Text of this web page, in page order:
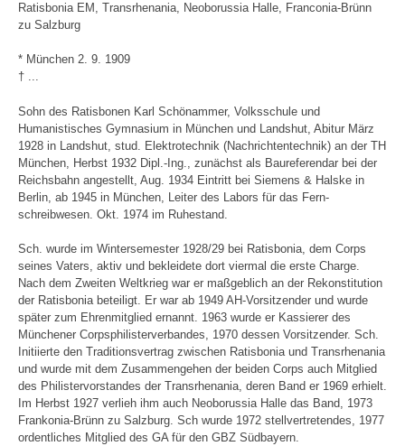
Ratisbonia EM, Transrhenania, Neoborussia Halle, Franconia-Brünn
zu Salzburg
* München 2. 9. 1909
† ...
Sohn des Ratisbonen Karl Schönammer, Volksschule und
Humanistisches Gymnasium in München und Landshut, Abitur März
1928 in Landshut, stud. Elektrotechnik (Nachrichtentechnik) an der TH
München, Herbst 1932 Dipl.-Ing., zunächst als Baureferendar bei der
Reichsbahn angestellt, Aug. 1934 Eintritt bei Siemens & Halske in
Berlin, ab 1945 in München, Leiter des Labors für das Fern-
schreibwesen. Okt. 1974 im Ruhestand.
Sch. wurde im Wintersemester 1928/29 bei Ratisbonia, dem Corps
seines Vaters, aktiv und bekleidete dort viermal die erste Charge.
Nach dem Zweiten Weltkrieg war er maßgeblich an der Rekonstitution
der Ratisbonia beteiligt. Er war ab 1949 AH-Vorsitzender und wurde
später zum Ehrenmitglied ernannt. 1963 wurde er Kassierer des
Münchener Corpsphilisterverbandes, 1970 dessen Vorsitzender. Sch.
Initiierte den Traditionsvertrag zwischen Ratisbonia und Transrhenania
und wurde mit dem Zusammengehen der beiden Corps auch Mitglied
des Philistervorstandes der Transrhenania, deren Band er 1969 erhielt.
Im Herbst 1927 verlieh ihm auch Neoborussia Halle das Band, 1973
Frankonia-Brünn zu Salzburg. Sch wurde 1972 stellvertretendes, 1977
ordentliches Mitglied des GA für den GBZ Südbayern.